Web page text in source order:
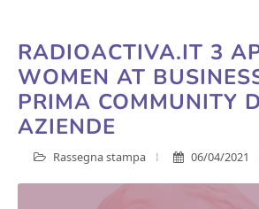
RADIOACTIVA.IT 3
WOMEN AT
PRIMA COMMUNITY
AZIENDE
Rassegna stampa 06/04/2021